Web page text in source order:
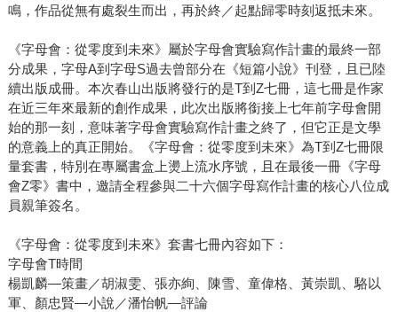
鳴，作品從無有處裂生而出，再於終／起點歸零時刻返抵未來。
《字母會：從零度到未來》屬於字母會實驗寫作計畫的最終一部
分成果，字母A到字母S過去曾部分在《短篇小說》刊登，且已陸
續出版成冊。本次春山出版將發行的是T到Z七冊，這七冊是作家
在近三年來最新的創作成果，此次出版將銜接上七年前字母會開
始的那一刻，意味著字母會實驗寫作計畫之終了，但它正是文學
的意義上的真正開始。《字母會：從零度到未來》為T到Z七冊限
量套書，特別在專屬書盒上燙上流水序號，且在最後一冊《字母
會Z零》書中，邀請全程參與二十六個字母寫作計畫的核心八位成
員親筆簽名。
《字母會：從零度到未來》套書七冊內容如下：
字母會T時間
楊凱麟—策畫／胡淑雯、張亦絢、陳雪、童偉格、黃崇凱、駱以
軍、顏忠賢—小說／潘怡帆—評論